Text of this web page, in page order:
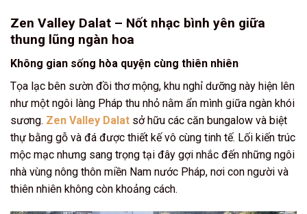
Zen Valley Dalat – Nốt nhạc bình yên giữa
thung lũng ngàn hoa
Không gian sống hòa quyện cùng thiên nhiên
Tọa lạc bên sườn đồi thơ mộng, khu nghỉ dưỡng này hiện lên
như một ngôi làng Pháp thu nhỏ nằm ẩn mình giữa ngàn khói
sương. Zen Valley Dalat sở hữu các căn bungalow và biệt
thự bằng gỗ và đá được thiết kế vô cùng tinh tế. Lối kiến trúc
mộc mạc nhưng sang trọng tại đây gợi nhắc đến những ngôi
nhà vùng nông thôn miền Nam nước Pháp, nơi con người và
thiên nhiên không còn khoảng cách.